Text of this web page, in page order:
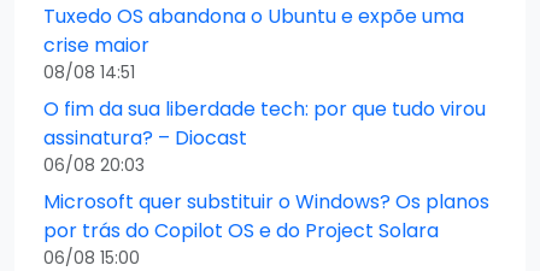
Tuxedo OS abandona o Ubuntu e expõe uma
crise maior
08/08 14:51
O fim da sua liberdade tech: por que tudo virou
assinatura? – Diocast
06/08 20:03
Microsoft quer substituir o Windows? Os planos
por trás do Copilot OS e do Project Solara
06/08 15:00